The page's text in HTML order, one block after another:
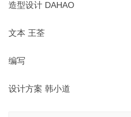
造型设计 DAHAO
文本 王荃
编写
设计方案 韩小道